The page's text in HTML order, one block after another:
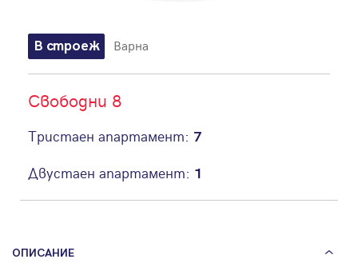
В строеж Варна
Свободни 8
Тристаен апартамент: 7
Двустаен апартамент: 1
ОПИСАНИЕ
Забравена парола